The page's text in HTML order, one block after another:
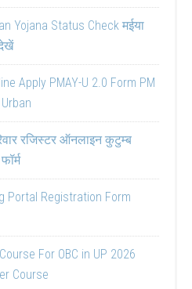
Yojana Status Check मईया
Apply PMAY-U 2.0 Form PM
रजिस्टर ऑनलाइन कुटुम्ब
Portal Registration Form
For OBC in UP 2026
Course